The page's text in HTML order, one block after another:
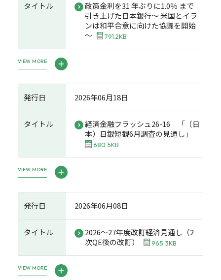
タイトル
政策金利を31 年ぶりに1.0％ まで
引き上げた日本銀行～ 米国とイラ
ンは和平合意に向けた協議を開始
～
791.2KB
VIEW MORE
発行日 2026年06月18日
タイトル
経済金融フラッシュ26-16 「（日
本）日銀短観6月調査の見通し」
680.5KB
VIEW MORE
発行日 2026年06月08日
タイトル
2026～27年度改訂経済見通し（2
次QE後の改訂）
965.3KB
VIEW MORE